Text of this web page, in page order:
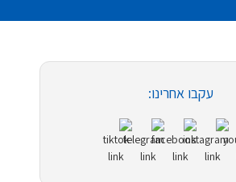
עקבו אחרינו: